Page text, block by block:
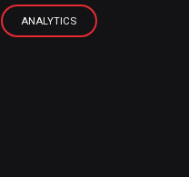
ANALYTICS